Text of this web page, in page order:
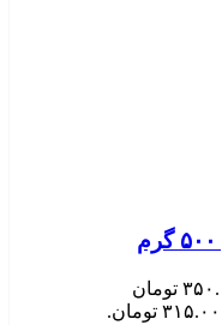
قیمت اصلی: ۳۵۰.۰۰۰ تومان